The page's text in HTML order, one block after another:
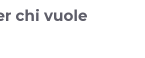
chi vuole